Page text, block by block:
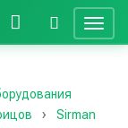
Sirman